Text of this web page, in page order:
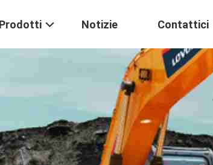
Notizie Contattici